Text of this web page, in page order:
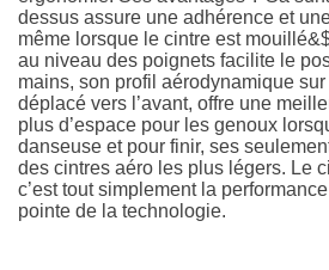
dessus assure une adhérence et
même lorsque le cintre est
au niveau des poignets facilite le
mains, son profil aérodynamique
déplacé vers l’avant, offre une
plus d’espace pour les genoux
danseuse et pour finir, ses
des cintres aéro les plus légers. Le
c’est tout simplement la
pointe de la technologie.